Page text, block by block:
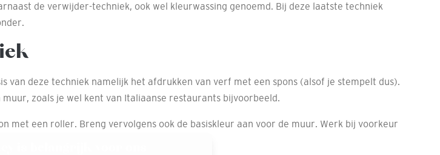
de verwijder-techniek, ook wel kleurwassing genoemd. Bij deze laatste techniek
van deze techniek namelijk het afdrukken van verf met een spons (alsof je stempelt dus).
zoals je wel kent van Italiaanse restaurants bijvoorbeeld.
een roller. Breng vervolgens ook de basiskleur aan voor de muur. Werk bij voorkeur